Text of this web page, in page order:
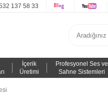
137 58 33
İçerik
Üretimi
Profesyonel Ses ve
Sahne Sistemleri